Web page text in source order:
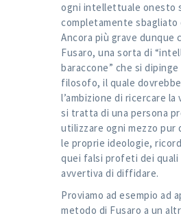
ogni intellettuale onesto
completamente
Ancora più grave dunque
Fusaro, una sorta di
baraccone” che si dipinge
filosofo, il quale
l’ambizione di ricercare
si tratta di una persona
utilizzare ogni mezzo pur
le proprie ideologie,
quei falsi profeti dei quali
avvertiva di diffidare.
Proviamo ad esempio ad
metodo di Fusaro a un